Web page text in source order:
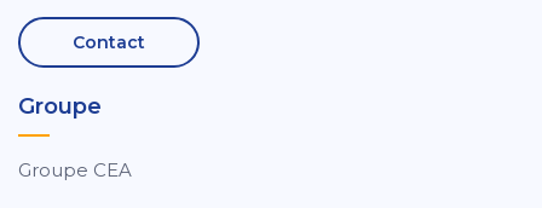
Contact
Groupe
Groupe CEA